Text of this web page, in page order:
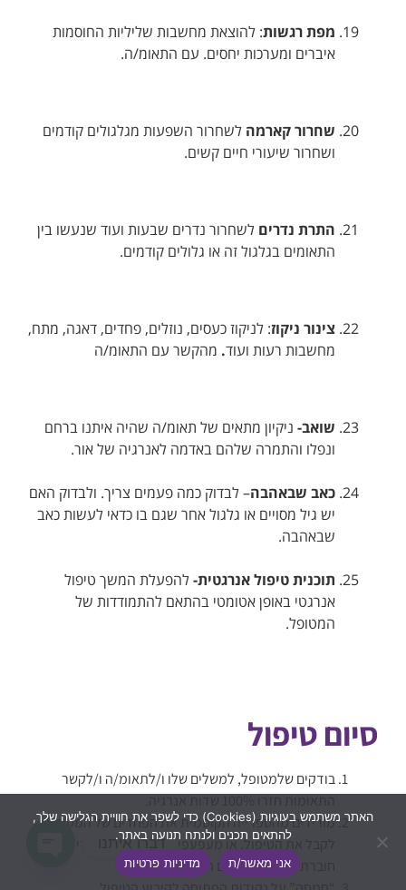
מפת רגשות: להוצאת מחשבות שליליות החוסמות
איברים ומערכות יחסים. עם התאומ/ה.
שחרור קארמה לשחרור השפעות מגלגולים קודמים
ושחרור שיעורי חיים קשים.
התרת נדרים לשחרור נדרים שבעות ועוד שנעשו בין
התאומים בגלגול זה או גלולים קודמים.
צינור ניקוז: לניקוז כעסים, נוזלים, פחדים, דאגה, מתח,
מחשבות רעות ועוד. מהקשר עם התאומ/ה
שואב- ניקיון מתאים של תאומ/ה שהיה איתנו ברחם
ונפלו והתמרה שלהם באדמה לאנרגיה של אור.
כאב שבאהבה– לבדוק כמה פעמים צריך. ולבדוק האם
יש גיל מסויים או גלגול אחר שגם בו כדאי לעשות כאב
שבאהבה.
תוכנית טיפול אנרגטית-להפעלת המשך טיפול
אנרגטי באופן אטומטי בהתאם להתמודדות של
המטופל.
סיום טיפול
בודקים שלמטופל, למשלים שלו ו/לתאומ/ה ו/לקשר
מורידים מהספרייה הקוסמית את הפחדים של המטופל
לקבל את הטיפול, או מעפעפים על הפחדים בכריכה של
חוברת הטיפולים, עצם העפעוף= טיפול.
האתר משתמש בעוגיות (Cookies) כדי לשפר את חוויית הגלישה שלך,
להתאים תכנים ולנתח תנועה באתר.
אני מאשר/ת
מדיניות פרטיות
דברו איתנו